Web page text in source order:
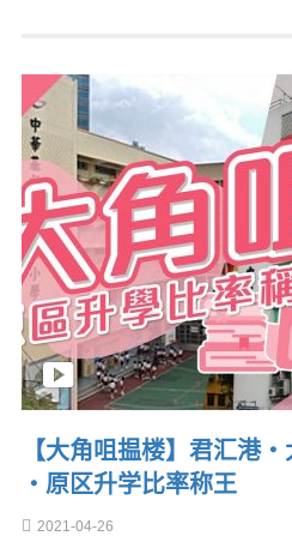
【大角咀揾楼】君汇港
・原区升学比率称王
2021-04-26